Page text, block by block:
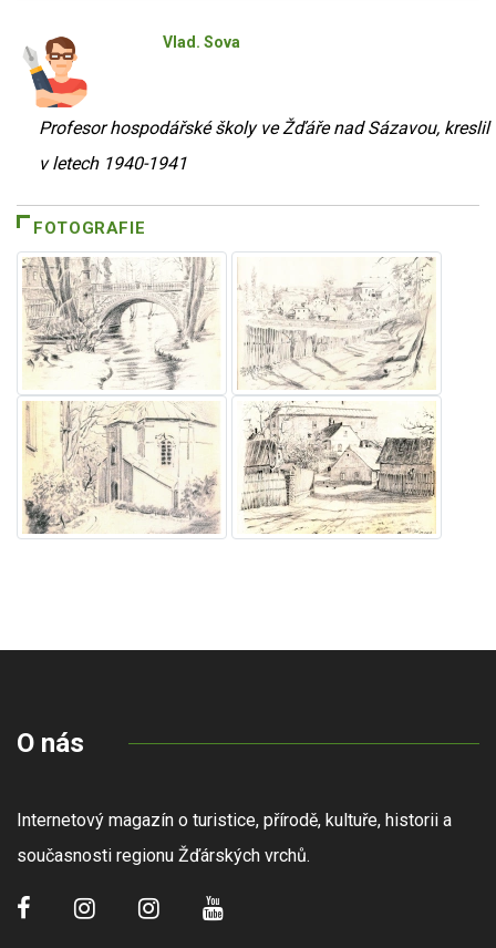
Vlad. Sova
Profesor hospodářské školy ve Žďáře nad Sázavou, kreslil
v letech 1940-1941
FOTOGRAFIE
O nás
Internetový magazín o turistice, přírodě, kultuře, historii a
současnosti regionu Žďárských vrchů.